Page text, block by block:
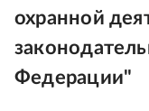
охранной
Федерации"